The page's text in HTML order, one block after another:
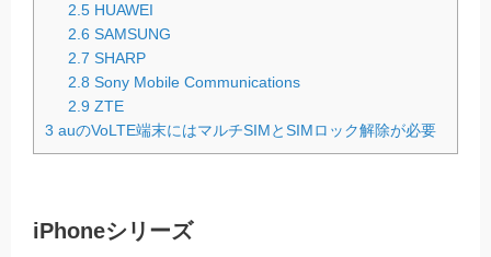
2.5 HUAWEI
2.6 SAMSUNG
2.7 SHARP
2.8 Sony Mobile Communications
2.9 ZTE
3 auのVoLTE端末にはマルチSIMとSIMロック解除が必要
iPhoneシリーズ